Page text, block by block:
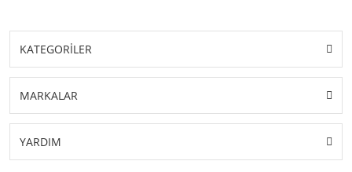
KATEGORİLER
MARKALAR
YARDIM